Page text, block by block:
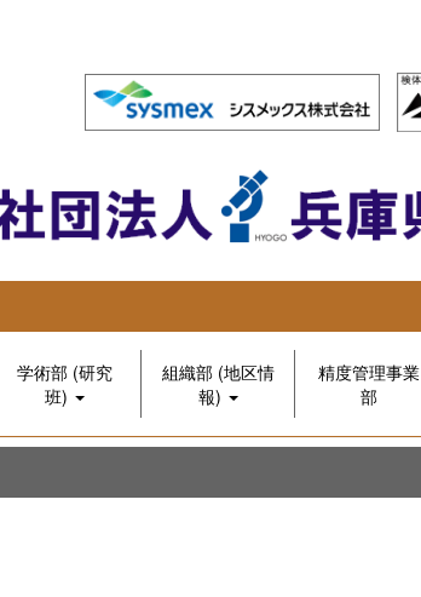
学術部 (研究
班)
組織部 (地区情
報)
精度管理事業
部